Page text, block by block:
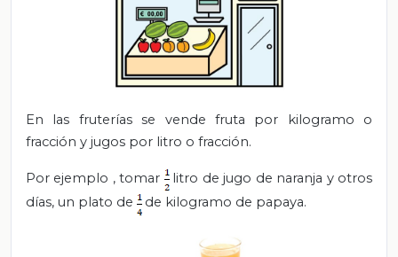
En las fruterías se vende fruta por kilogramo o
fracción y jugos por litro o fracción.
Por ejemplo , tomar
litro de jugo de naranja y otros
días, un plato de
de kilogramo de papaya.